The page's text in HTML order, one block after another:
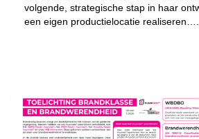
volgende, strategische stap in haar
een eigen productielocatie realiseren….